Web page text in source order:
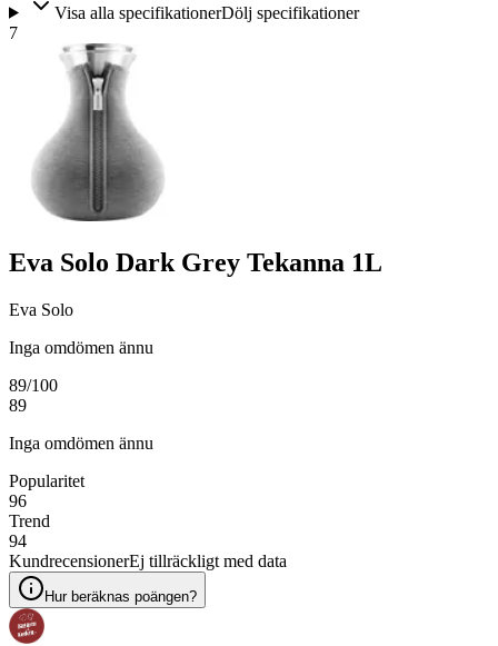
Visa alla specifikationerDölj specifikationer
7
Eva Solo Dark Grey Tekanna 1L
Eva Solo
Inga omdömen ännu
89/100
89
Inga omdömen ännu
Popularitet
96
Trend
94
KundrecensionerEj tillräckligt med data
Hur beräknas poängen?